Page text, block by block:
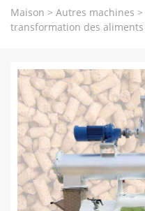
Maison > Autres machines >
transformation des aliments